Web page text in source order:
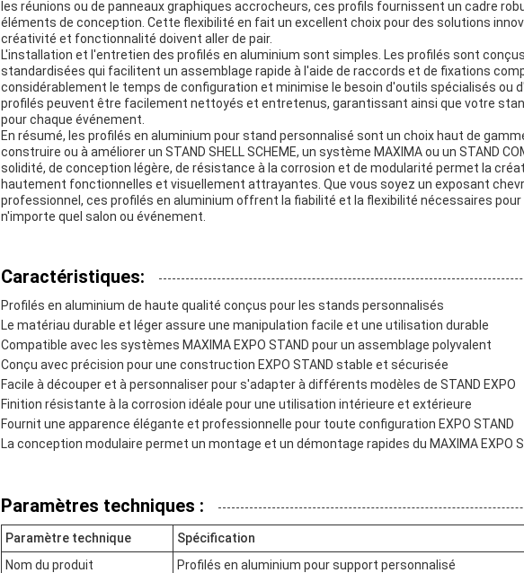
les réunions ou de panneaux graphiques accrocheurs, ces profils fournissent un cadre
éléments de conception. Cette flexibilité en fait un excellent choix pour des solutions
créativité et fonctionnalité doivent aller de pair.
L'installation et l'entretien des profilés en aluminium sont simples. Les profilés sont
standardisées qui facilitent un assemblage rapide à l'aide de raccords et de fixations
considérablement le temps de configuration et minimise le besoin d'outils spécialisés ou
profilés peuvent être facilement nettoyés et entretenus, garantissant ainsi que votre
pour chaque événement.
En résumé, les profilés en aluminium pour stand personnalisé sont un choix haut de
construire ou à améliorer un STAND SHELL SCHEME, un système MAXIMA ou un STAND
solidité, de conception légère, de résistance à la corrosion et de modularité permet la
hautement fonctionnelles et visuellement attrayantes. Que vous soyez un exposant
professionnel, ces profilés en aluminium offrent la fiabilité et la flexibilité nécessaires
n'importe quel salon ou événement.
Caractéristiques:
Profilés en aluminium de haute qualité conçus pour les stands personnalisés
Le matériau durable et léger assure une manipulation facile et une utilisation durable
Compatible avec les systèmes MAXIMA EXPO STAND pour un assemblage polyvalent
Conçu avec précision pour une construction EXPO STAND stable et sécurisée
Facile à découper et à personnaliser pour s'adapter à différents modèles de STAND EXPO
Finition résistante à la corrosion idéale pour une utilisation intérieure et extérieure
Fournit une apparence élégante et professionnelle pour toute configuration EXPO STAND
La conception modulaire permet un montage et un démontage rapides du MAXIMA EXPO
Paramètres techniques :
Paramètre technique
Spécification
Nom du produit
Profilés en aluminium pour support personnalisé